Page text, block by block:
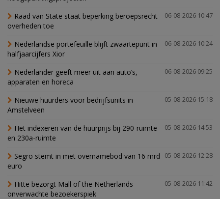
06-08-2026 10:47
Raad van State staat beperking beroepsrecht
overheden toe
06-08-2026 10:24
Nederlandse portefeuille blijft zwaartepunt in
halfjaarcijfers Xior
06-08-2026 09:25
Nederlander geeft meer uit aan auto’s,
apparaten en horeca
05-08-2026 15:18
Nieuwe huurders voor bedrijfsunits in
Amstelveen
05-08-2026 14:53
Het indexeren van de huurprijs bij 290-ruimte
en 230a-ruimte
05-08-2026 12:28
Segro stemt in met overnamebod van 16 mrd
euro
05-08-2026 11:42
Hitte bezorgt Mall of the Netherlands
onverwachte bezoekerspiek